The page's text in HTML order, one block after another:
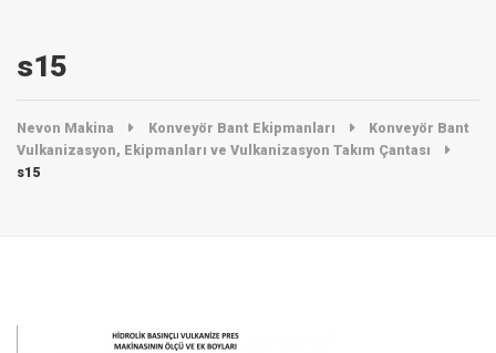
s15
Nevon Makina Konveyör Bant Ekipmanları
Konveyör Bant
Vulkanizasyon, Ekipmanları ve Vulkanizasyon Takım Çantası
s15